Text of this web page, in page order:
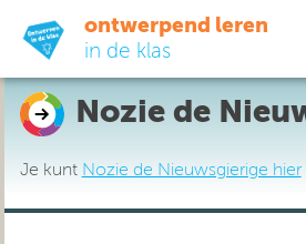
ontwerpend leren
in de klas
ready-to-go
do-it-yourself
Nozie de
Je kunt Nozie de Nieuwsgierige hier